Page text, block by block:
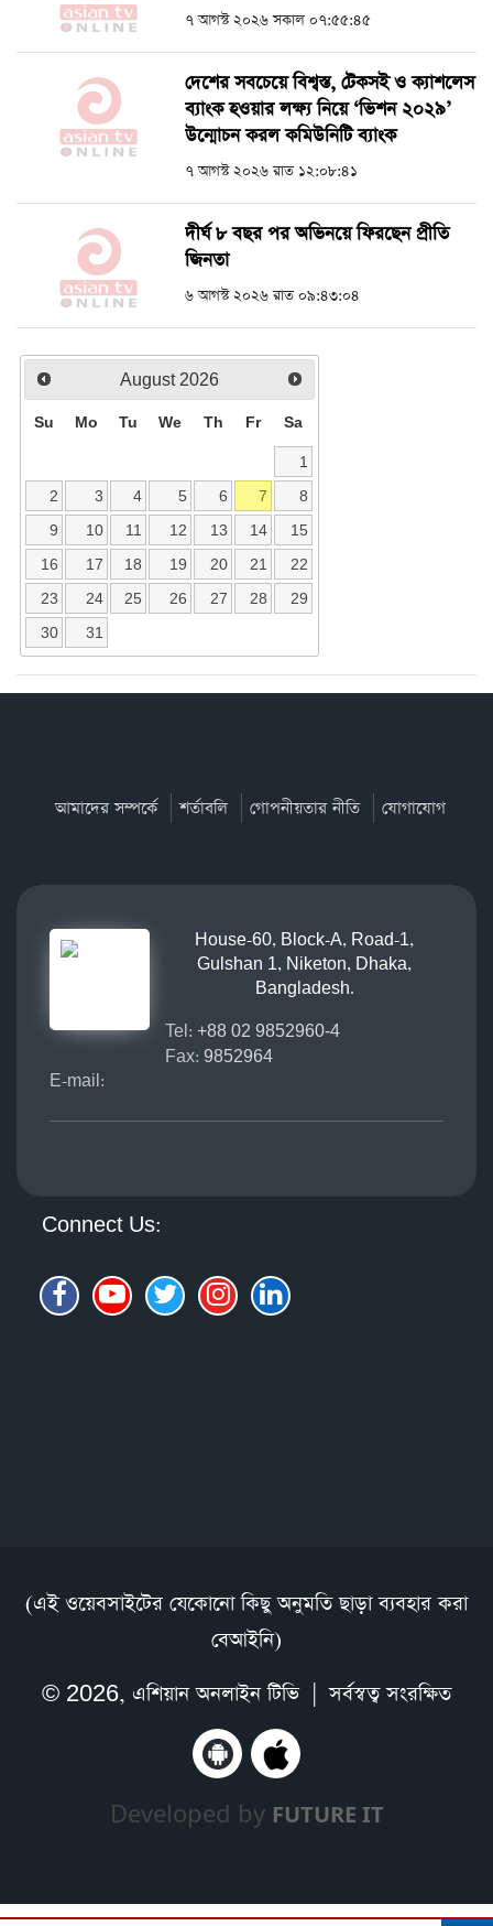
৭ আগস্ট ২০২৬ সকাল ০৭:৫৫:৪৫
দেশের সবচেয়ে বিশ্বস্ত, টেকসই ও ক্যাশলেস
ব্যাংক হওয়ার লক্ষ্য নিয়ে ‘ভিশন ২০২৯’
উন্মোচন করল কমিউনিটি ব্যাংক
৭ আগস্ট ২০২৬ রাত ১২:০৮:৪১
দীর্ঘ ৮ বছর পর অভিনয়ে ফিরছেন প্রীতি
জিনতা
৬ আগস্ট ২০২৬ রাত ০৯:৪৩:০৪
August 2026
Su Mo Tu We Th Fr Sa
1
2
3 4 5 6 7
8
9
10 11 12 13 14
15
16
17 18 19 20 21
22
23
24 25 26 27 28
29
30
31
আমাদের সম্পর্কে শর্তাবলি গোপনীয়তার নীতি যোগাযোগ
House-60, Block-A, Road-1,
Gulshan 1, Niketon, Dhaka,
Bangladesh.
Tel: +88 02 9852960-4
Fax: 9852964
E-mail:
Connect Us:
(এই ওয়েবসাইটের যেকোনো কিছু অনুমতি ছাড়া ব্যবহার করা
বেআইনি)
© 2026, এশিয়ান অনলাইন টিভি| সর্বস্বত্ব সংরক্ষিত
Developed by FUTURE IT